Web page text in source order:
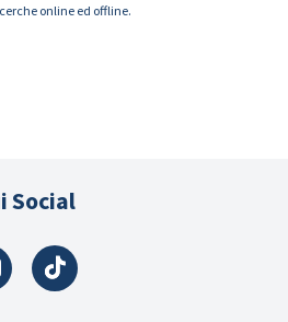
online ed offline.
Social